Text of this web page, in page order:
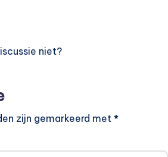
niet?
zijn gemarkeerd met*